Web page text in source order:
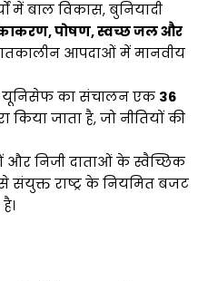
में बाल विकास, बुनियादी
पोषण, स्वच्छ जल और
आपदाओं में मानवीय
यूनिसेफ का संचालन एक 36
किया जाता है, जो नीतियों की
और निजी दाताओं के स्वैच्छिक
संयुक्त राष्ट्र के नियमित बजट